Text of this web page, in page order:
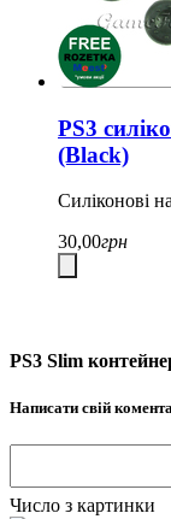
PS3
(Black)
Силіконові
30,00грн
PS3 Slim
Написати свій
Число з картинки